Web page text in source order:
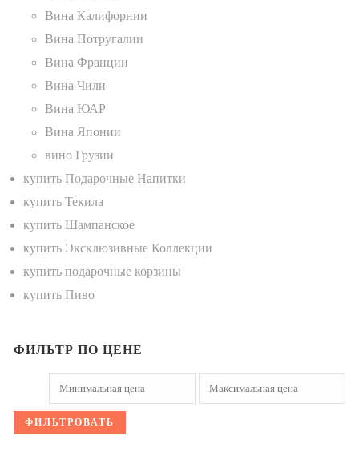
Вина Калифорнии
Вина Потругалии
Вина Франции
Вина Чили
Вина ЮАР
Вина Японии
вино Грузии
купить Подарочные Напитки
купить Текила
купить Шампанское
купить Эксклюзивные Коллекции
купить подарочные корзины
купить Пиво
ФИЛЬТР ПО ЦЕНЕ
ФИЛЬТРОВАТЬ